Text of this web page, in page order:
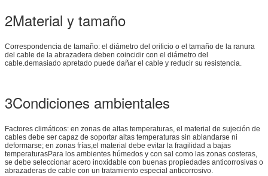
2Material y tamaño
Correspondencia de tamaño: el diámetro del orificio o el tamaño de la ranura
del cable de la abrazadera deben coincidir con el diámetro del
cable.demasiado apretado puede dañar el cable y reducir su resistencia.
3Condiciones ambientales
Factores climáticos: en zonas de altas temperaturas, el material de sujeción de
cables debe ser capaz de soportar altas temperaturas sin ablandarse ni
deformarse; en zonas frías,el material debe evitar la fragilidad a bajas
temperaturasPara los ambientes húmedos y con sal como las zonas costeras,
se debe seleccionar acero inoxidable con buenas propiedades anticorrosivas o
abrazaderas de cable con un tratamiento especial anticorrosivo.